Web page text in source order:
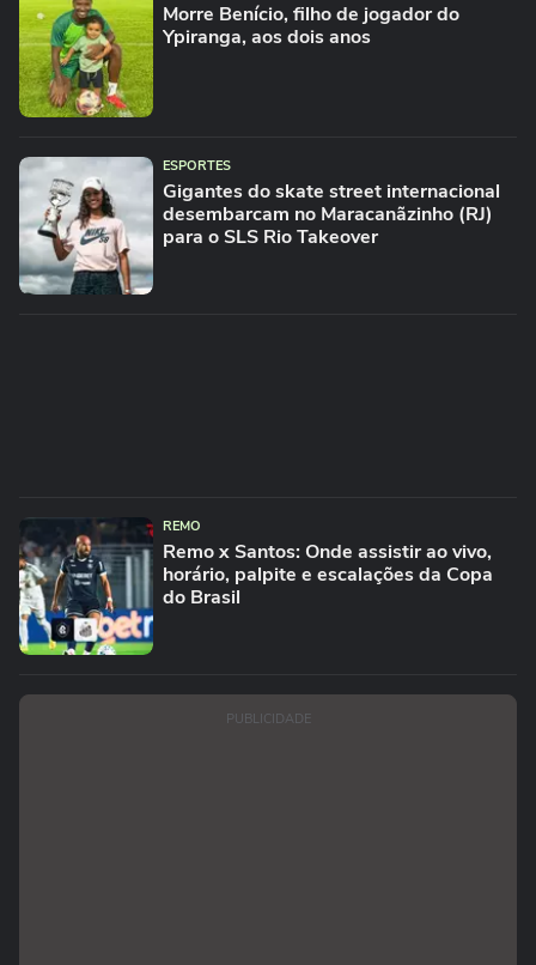
Morre Benício, filho de jogador do
Ypiranga, aos dois anos
ESPORTES
Gigantes do skate street internacional
desembarcam no Maracanãzinho (RJ)
para o SLS Rio Takeover
REMO
Remo x Santos: Onde assistir ao vivo,
horário, palpite e escalações da Copa
do Brasil
PUBLICIDADE